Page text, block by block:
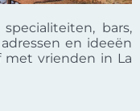
bars,
en ideeën
vrienden in La